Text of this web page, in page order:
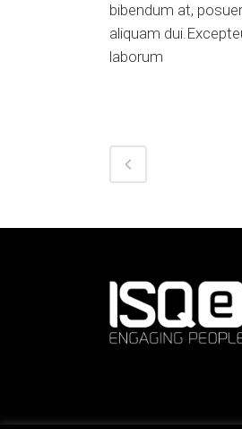
bibendum at,
aliquam
laborum